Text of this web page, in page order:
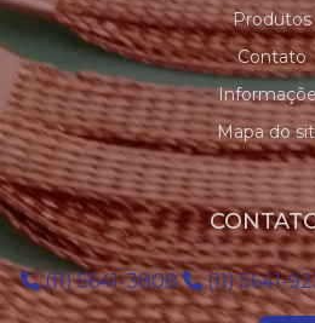
Produtos
Contato
Mapa do
(11) 5641-3808 (11) 5641-